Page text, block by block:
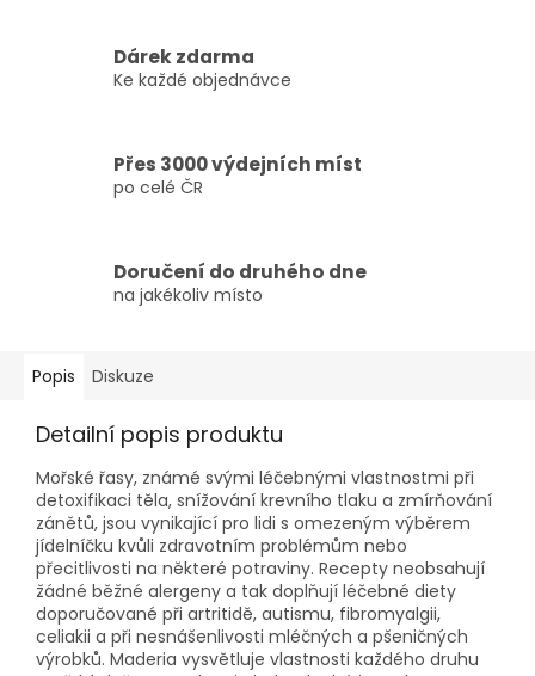
Dárek zdarma
Ke každé objednávce
Přes 3000 výdejních míst
po celé ČR
Doručení do druhého dne
na jakékoliv místo
Popis Diskuze
Detailní popis produktu
Mořské řasy, známé svými léčebnými vlastnostmi při
detoxifikaci těla, snížování krevního tlaku a zmírňování
zánětů, jsou vynikající pro lidi s omezeným výběrem
jídelníčku kvůli zdravotním problémům nebo
přecitlivosti na některé potraviny. Recepty neobsahují
žádné běžné alergeny a tak doplňují léčebné diety
doporučované při artritidě, autismu, fibromyalgii,
celiakii a při nesnášenlivosti mléčných a pšeničných
výrobků. Maderia vysvětluje vlastnosti každého druhu